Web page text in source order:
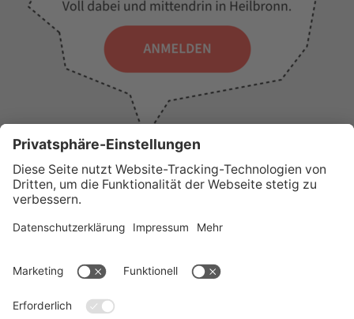
WICHTIGE LINKS
PresseWir über unsTourist-Information
Erklärung zur Barrierefreiheit
Impressum